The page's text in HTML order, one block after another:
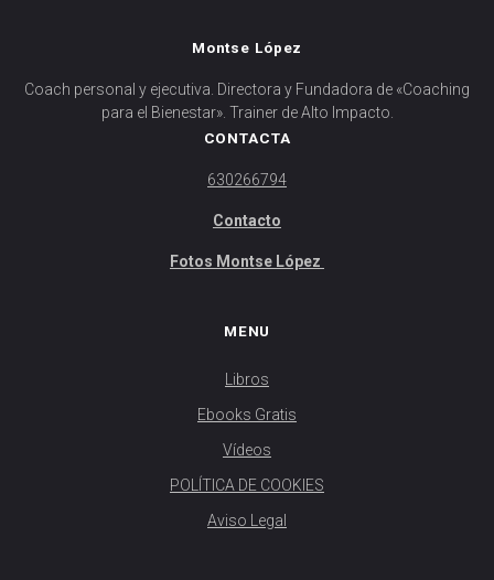
Montse López
Coach personal y ejecutiva. Directora y Fundadora de «Coaching
para el Bienestar». Trainer de Alto Impacto.
CONTACTA
630266794
Contacto
Fotos Montse López
MENU
Libros
Ebooks Gratis
Vídeos
POLÍTICA DE COOKIES
Aviso Legal